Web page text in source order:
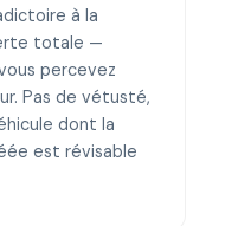
à la
totale —
percevez
Pas de vétusté,
dont la
est révisable